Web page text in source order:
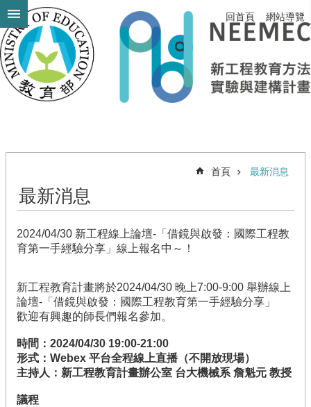
跳到主要內容區塊
進
階
搜
尋
畫
最
消
息
行
團
隊
成
果
資
源
回首頁 網站導覽
首頁 最新消息
最新消息
2024/04/30 新工程線上論壇-「借鏡與啟發：國際工程教
育第一手經驗分享」線上報名中～！
新工程教育計畫將於2024/04/30 晚上7:00-9:00 舉辦線上
論壇-「借鏡與啟發：國際工程教育第一手經驗分享」
歡迎有興趣的師長們報名參加。
時間：2024/04/30 19:00-21:00
形式：Webex 平台全程線上直播（不開放現場）
主持人：新工程教育計畫辦公室 台大機械系 詹魁元 教授
議程